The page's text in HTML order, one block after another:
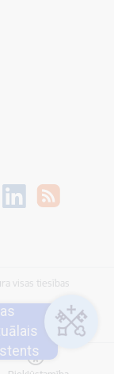
visas tiesības
visas tiesības